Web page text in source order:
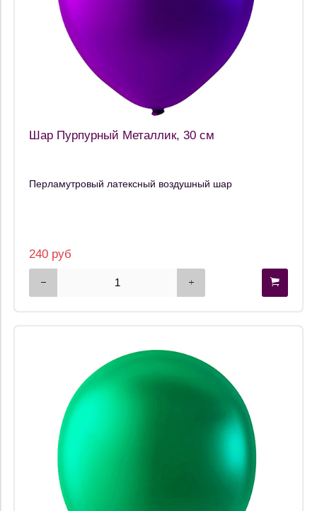
Шар Пурпурный Металлик, 30 см
Перламутровый латексный воздушный шар
240 руб